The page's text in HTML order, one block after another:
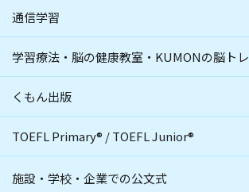
通信学習
学習療法・脳の健康教室・KUMONの脳トレ
くもん出版
TOEFL Primary® /TOEFL Junior®
施設・学校・企業での公文式